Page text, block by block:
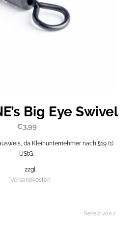
Big Eye Swivel
€3,99
da Kleinunternehmer nach §19 (1)
UStG.
zzgl.
Versandkosten
Seite 2 von 2